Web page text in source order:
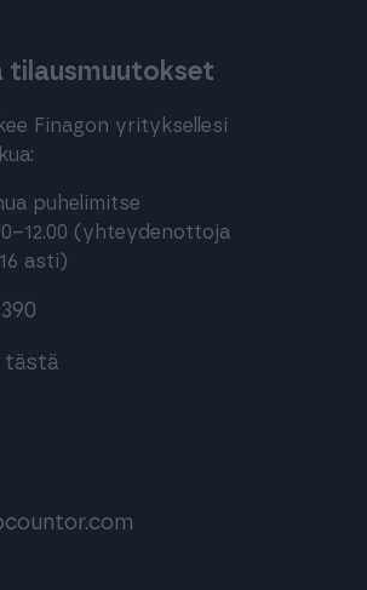
tilausmuutokset
Finagon yrityksellesi
puhelimitse
(yhteydenottoja
asti)